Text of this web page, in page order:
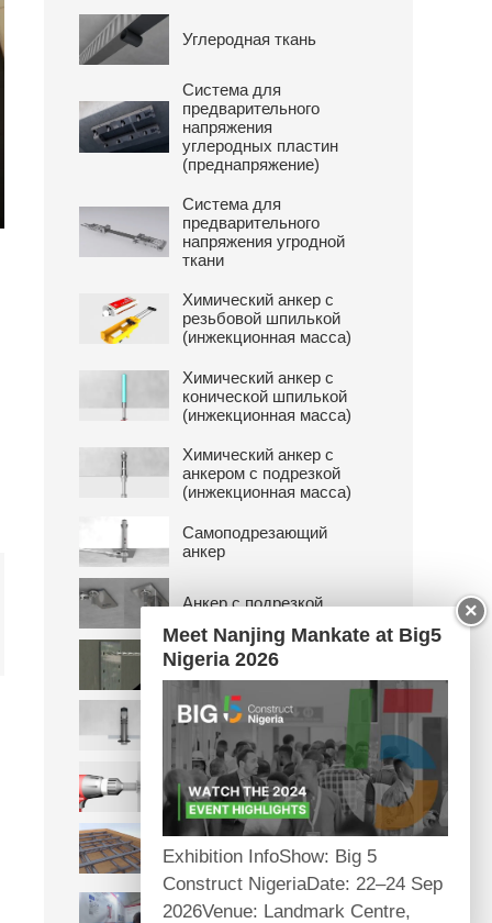
Углеродная ткань
Система для
предварительного
напряжения
углеродных пластин
(преднапряжение)
Система для
предварительного
напряжения угродной
ткани
Химический анкер с
резьбовой шпилькой
(инжекционная масса)
Химический анкер с
конической шпилькой
(инжекционная масса)
Химический анкер с
анкером с подрезкой
(инжекционная масса)
Самоподрезающий
анкер
Анкер с подрезкой
Съемный анкер
Анкер шурупного типа
с подрезкой
Анкер-шуруп
Закладной анкерный
канал
Международная
торговая ярмарка в
×
Meet Nanjing Mankate at Big5
Nigeria 2026
Exhibition InfoShow: Big 5
Construct NigeriaDate: 22–24 Sep
2026Venue: Landmark Centre,